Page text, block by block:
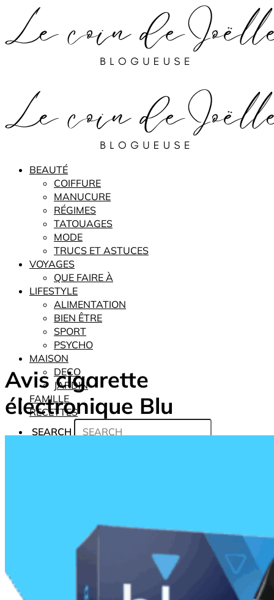
BEAUTÉ
COIFFURE
MANUCURE
RÉGIMES
TATOUAGES
MODE
TRUCS ET ASTUCES
VOYAGES
QUE FAIRE À
LIFESTYLE
ALIMENTATION
BIEN ÊTRE
SPORT
PSYCHO
MAISON
DECO
JARDIN
FAMILLE
RECETTES
SEARCH
Avis cigarette
électronique Blu